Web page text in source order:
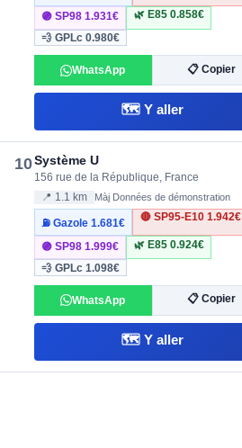
🟣 SP981.931€ 🌿 E85 0.858€
💨 GPLc0.980€
WhatsApp 📋 Copier
🗺️ Y aller
10Système U
156 rue de la République, France
📍 1.1 km Màj Données de démonstration
⛽ Gazole1.681€
🔴 SP95-E10 1.942€
🟣 SP981.999€ 🌿 E85 0.924€
💨 GPLc1.098€
WhatsApp 📋 Copier
🗺️ Y aller